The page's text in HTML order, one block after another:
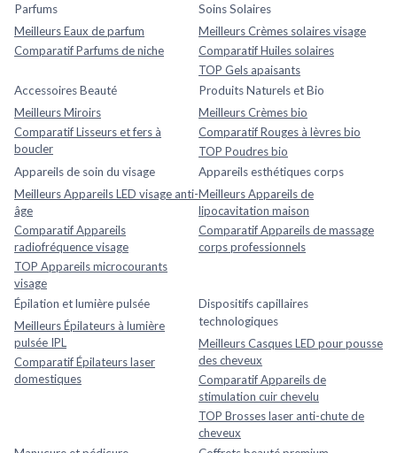
Parfums
Meilleurs Eaux de parfum
Comparatif Parfums de niche
Soins Solaires
Meilleurs Crèmes solaires visage
Comparatif Huiles solaires
TOP Gels apaisants
Accessoires Beauté
Meilleurs Miroirs
Comparatif Lisseurs et fers à
boucler
Produits Naturels et Bio
Meilleurs Crèmes bio
Comparatif Rouges à lèvres bio
TOP Poudres bio
Appareils de soin du visage
Meilleurs Appareils LED visage anti-
âge
Comparatif Appareils
radiofréquence visage
TOP Appareils microcourants
visage
Appareils esthétiques corps
Meilleurs Appareils de
lipocavitation maison
Comparatif Appareils de massage
corps professionnels
Épilation et lumière pulsée
Meilleurs Épilateurs à lumière
pulsée IPL
Comparatif Épilateurs laser
domestiques
Dispositifs capillaires
technologiques
Meilleurs Casques LED pour pousse
des cheveux
Comparatif Appareils de
stimulation cuir chevelu
TOP Brosses laser anti-chute de
cheveux